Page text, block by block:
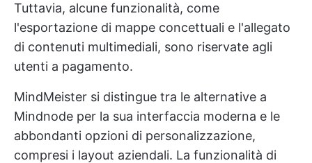
Tuttavia, alcune funzionalità, come
l'esportazione di mappe concettuali e l'allegato
di contenuti multimediali, sono riservate agli
utenti a pagamento.
MindMeister si distingue tra le alternative a
Mindnode per la sua interfaccia moderna e le
abbondanti opzioni di personalizzazione,
compresi i layout aziendali. La funzionalità di